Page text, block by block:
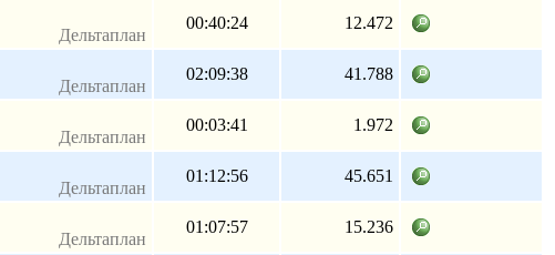
Дельтаплан
00:40:24 12.472
Дельтаплан
02:09:38 41.788
Дельтаплан
00:03:41 1.972
Дельтаплан
01:12:56 45.651
Дельтаплан
01:07:57 15.236